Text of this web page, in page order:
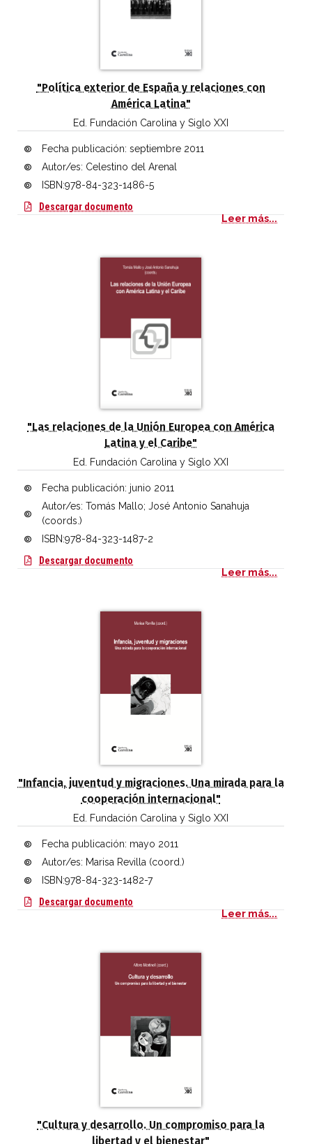
"Política exterior de España y relaciones con
América Latina"
Ed. Fundación Carolina y Siglo XXI
Fecha publicación: septiembre 2011
Autor/es: Celestino del Arenal
ISBN:978-84-323-1486-5
Descargar documento
Leer más...
"Las relaciones de la Unión Europea con América
Latina y el Caribe"
Ed. Fundación Carolina y Siglo XXI
Fecha publicación: junio 2011
Autor/es: Tomás Mallo; José Antonio Sanahuja
(coords.)
ISBN:978-84-323-1487-2
Descargar documento
Leer más...
"Infancia, juventud y migraciones. Una mirada para la
cooperación internacional"
Ed. Fundación Carolina y Siglo XXI
Fecha publicación: mayo 2011
Autor/es: Marisa Revilla (coord.)
ISBN:978-84-323-1482-7
Descargar documento
Leer más...
"Cultura y desarrollo. Un compromiso para la
libertad y el bienestar"